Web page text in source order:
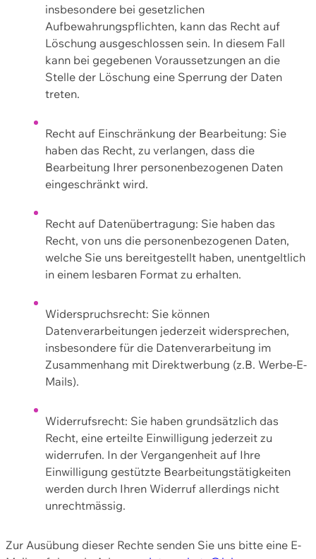
insbesondere bei gesetzlichen
Aufbewahrungspflichten, kann das Recht auf
Löschung ausgeschlossen sein. In diesem Fall
kann bei gegebenen Voraussetzungen an die
Stelle der Löschung eine Sperrung der Daten
treten.
Recht auf Einschränkung der Bearbeitung: Sie
haben das Recht, zu verlangen, dass die
Bearbeitung Ihrer personenbezogenen Daten
eingeschränkt wird.
Recht auf Datenübertragung: Sie haben das
Recht, von uns die personenbezogenen Daten,
welche Sie uns bereitgestellt haben, unentgeltlich
in einem lesbaren Format zu erhalten.
Widerspruchsrecht: Sie können
Datenverarbeitungen jederzeit widersprechen,
insbesondere für die Datenverarbeitung im
Zusammenhang mit Direktwerbung (z.B. Werbe-E-
Mails).
Widerrufsrecht: Sie haben grundsätzlich das
Recht, eine erteilte Einwilligung jederzeit zu
widerrufen. In der Vergangenheit auf Ihre
Einwilligung gestützte Bearbeitungstätigkeiten
werden durch Ihren Widerruf allerdings nicht
unrechtmässig.
Zur Ausübung dieser Rechte senden Sie uns bitte eine E-